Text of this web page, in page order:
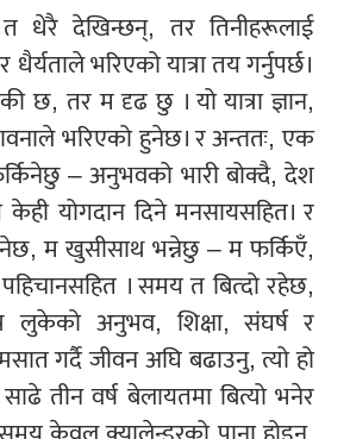
धेरै देखिन्छन्, तर तिनीहरूलाई
धैर्यताले भरिएको यात्रा तय गर्नुपर्छ।
छ, तर म दृढ छु । यो यात्रा ज्ञान,
भरिएको हुनेछ। र अन्ततः, एक
– अनुभवको भारी बोक्दै, देश
योगदान दिने मनसायसहित। र
म खुसीसाथ भन्नेछु – म फर्किएँ,
पहिचानसहित । समय त बित्दो रहेछ,
लुकेको अनुभव, शिक्षा, संघर्ष र
गर्दै जीवन अघि बढाउनु, त्यो हो
तीन वर्ष बेलायतमा बित्यो भनेर